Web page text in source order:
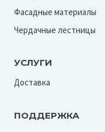
Фасадные материалы
Чердачные лестницы
УСЛУГИ
Доставка
ПОДДЕРЖКА